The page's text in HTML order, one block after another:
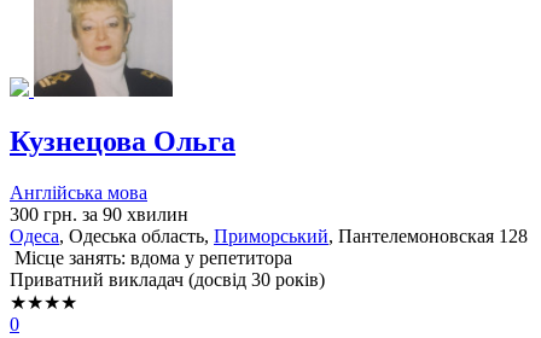
Кузнецова Ольга
Англійська мова
300 грн. за 90 хвилин
Одеса, Одеська область, Приморський, Пантелемоновская 128
Місце занять: вдома у репетитора
Приватний викладач (досвід 30 років)
★★★★
0